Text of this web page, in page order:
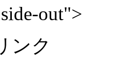
out">
ンク